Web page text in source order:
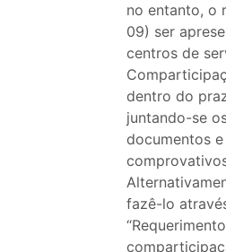
no entanto, o
09) ser
centros de
dentro do
juntando-se
documentos
fazê-lo